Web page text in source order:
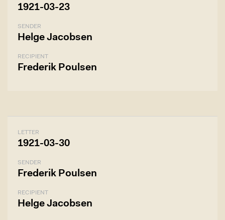
1921-03-23
SENDER
Helge Jacobsen
RECIPIENT
Frederik Poulsen
LETTER
1921-03-30
SENDER
Frederik Poulsen
RECIPIENT
Helge Jacobsen